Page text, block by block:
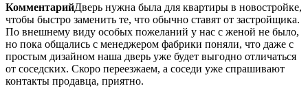
КомментарийДверь нужна была для квартиры в новостройке,
чтобы быстро заменить те, что обычно ставят от застройщика.
По внешнему виду особых пожеланий у нас с женой не было,
но пока общались с менеджером фабрики поняли, что даже с
простым дизайном наша дверь уже будет выгодно отличаться
от соседских. Скоро переезжаем, а соседи уже спрашивают
контакты продавца, приятно.